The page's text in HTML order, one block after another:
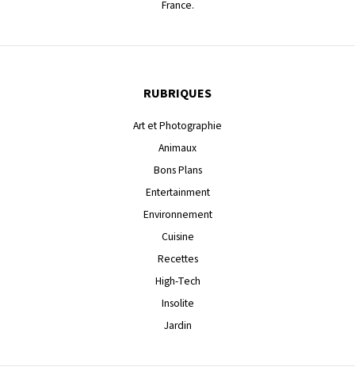
France.
RUBRIQUES
Art et Photographie
Animaux
Bons Plans
Entertainment
Environnement
Cuisine
Recettes
High-Tech
Insolite
Jardin